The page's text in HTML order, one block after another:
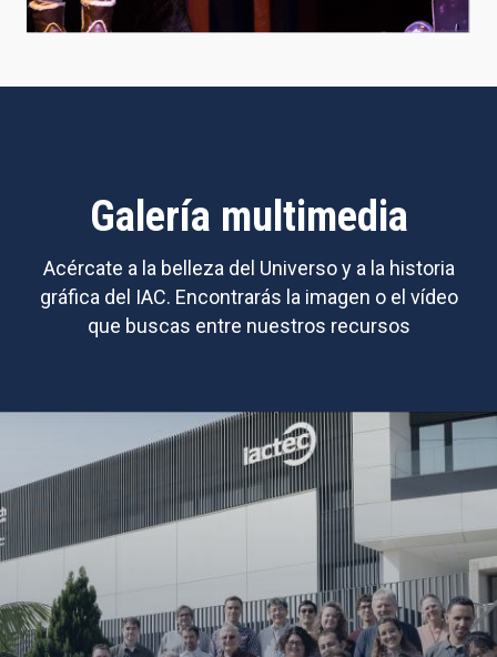
Galería multimedia
Acércate a la belleza del Universo y a la historia
gráfica del IAC. Encontrarás la imagen o el vídeo
que buscas entre nuestros recursos